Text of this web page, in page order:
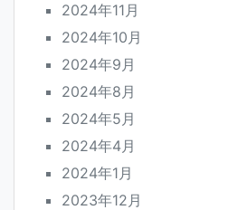
2024年11月
2024年10月
2024年9月
2024年8月
2024年5月
2024年4月
2024年1月
2023年12月